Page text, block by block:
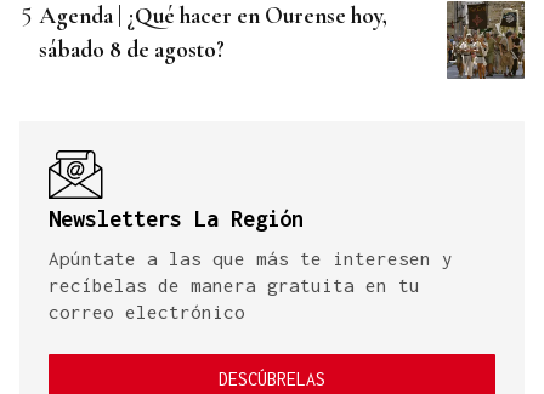
Agenda | ¿Qué hacer en Ourense hoy,
sábado 8 de agosto?
Newsletters La Región
Apúntate a las que más te interesen y
recíbelas de manera gratuita en tu
correo electrónico
DESCÚBRELAS